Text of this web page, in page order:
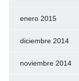
enero 2015
diciembre 2014
noviembre 2014